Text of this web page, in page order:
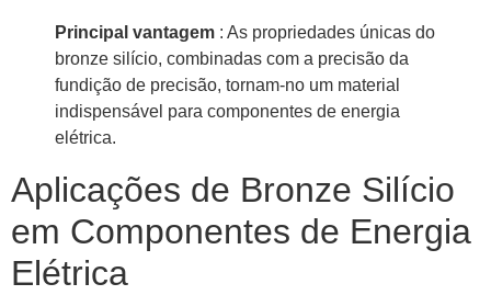
Principal vantagem : As propriedades únicas do
bronze silício, combinadas com a precisão da
fundição de precisão, tornam-no um material
indispensável para componentes de energia
elétrica.
Aplicações de Bronze Silício
em Componentes de Energia
Elétrica